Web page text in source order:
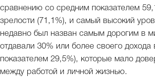
сравнению со средним показателем
зрелости (71,1%), и самый высокий
недавно был назван самым дорогим в
отдавали 30% или более своего
показателем 29,5%), которые мало
между работой и личной жизнью.